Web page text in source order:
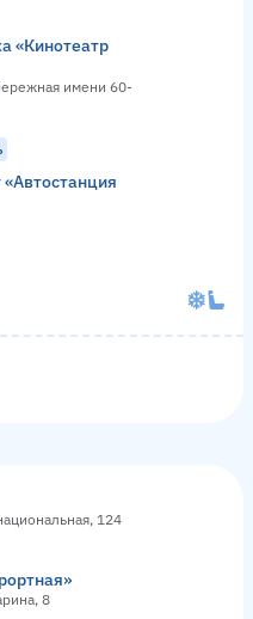
«Кинотеатр
имени 60-
124
8